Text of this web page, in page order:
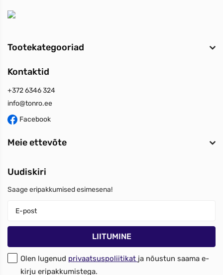
Tootekategooriad
Kontaktid
+372 6346 324
info@tonro.ee
Facebook
Meie ettevõte
Uudiskiri
Saage eripakkumised esimesena!
Olen lugenud privaatsuspoliitikat ja nõustun saama e-
kirju eripakkumistega.